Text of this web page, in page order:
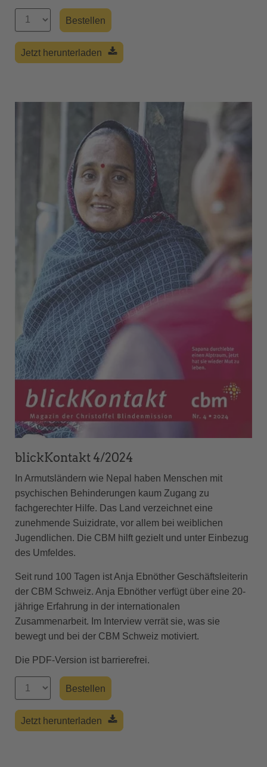
Jetzt herunterladen
blickKontakt 4/2024
In Armutsländern wie Nepal haben Menschen mit
psychischen Behinderungen kaum Zugang zu
fachgerechter Hilfe. Das Land verzeichnet eine
zunehmende Suizidrate, vor allem bei weiblichen
Jugendlichen. Die CBM hilft gezielt und unter Einbezug
des Umfeldes.
Seit rund 100 Tagen ist Anja Ebnöther Geschäftsleiterin
der CBM Schweiz. Anja Ebnöther verfügt über eine 20-
jährige Erfahrung in der internationalen
Zusammenarbeit. Im Interview verrät sie, was sie
bewegt und bei der CBM Schweiz motiviert.
Die PDF-Version ist barrierefrei.
Jetzt herunterladen